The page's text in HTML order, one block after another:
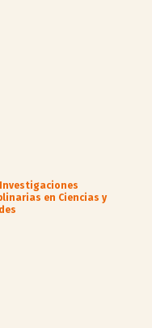
en Ciencias y